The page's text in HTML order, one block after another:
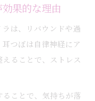
果的な理由
は、リバウンドや過
つぼは自律神経にア
ることで、ストレス
ことで、気持ちが落